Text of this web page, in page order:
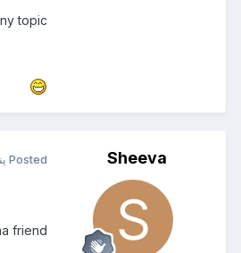
topic
Sheeva
Posted
friend